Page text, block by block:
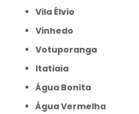
Vila Élvio
Vinhedo
Votuporanga
itatiaia
Água Bonita
Água Vermelha